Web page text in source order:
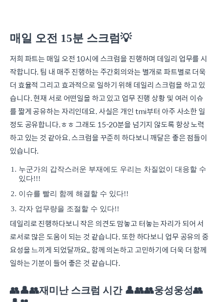
매일 오전 15분 스크럼💡
저희 파트는 매일 오전 10시에 스크럼을 진행하며 데일리 업무를 시
작합니다. 팀 내 매주 진행하는 주간회의와는 별개로 파트별로 더욱
더 효율적 그리고 효과적으로 일하기 위해 데일리 스크럼을 하고 있
습니다. 현재 서로 어떤일을 하고 있고 업무 진행 상황 및 여러 이슈
를 짧게 공유하는 자리인데요. 사실은 개인 tmi부터 아주 사소한 일
정도 공유합니다.ㅎㅎ 그래도 15-20분을 넘기지 않도록 항상 노력
하고 있는 것 같아요. 스크럼을 꾸준히 하다보니 깨달은 좋은 점들이
있습니다.
누군가의 갑작스러운 부재에도 우리는 차질없이 대응할 수
있다!!!
이슈를 빨리 함께 해결할 수 있다!!
각자 업무량을 조절할 수 있다!!
데일리로 진행하다보니 작은 의견도 맘놓고 터놓는 자리가 되어 서
로서로 많은 도움이 되는 것 같습니다. 또한 하다보니 업무 공유의 중
요성을 느끼게 되었달까요,, 함께 의논하고 고민하기에 더욱 더 함께
일하는 기분이 들어 좋은 것 같습니다.
👥👤👥재미난 스크럼 시간 👤👥👥웅성웅성👥